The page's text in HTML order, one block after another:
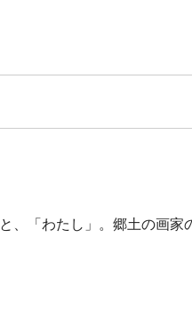
「わたし」。郷土の画家